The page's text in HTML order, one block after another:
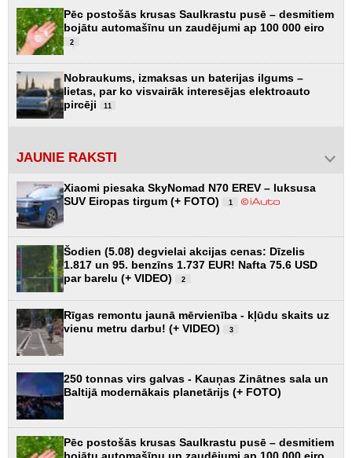
Pēc postošās krusas Saulkrastu pusē – desmitiem
bojātu automašīnu un zaudējumi ap 100 000 eiro
2
Nobraukums, izmaksas un baterijas ilgums –
lietas, par ko visvairāk interesējas elektroauto
pircēji
11
JAUNIE RAKSTI
Xiaomi piesaka SkyNomad N70 EREV – luksusa
SUV Eiropas tirgum (+ FOTO)
1
Šodien (5.08) degvielai akcijas cenas: Dīzelis
1.817 un 95. benzīns 1.737 EUR! Nafta 75.6 USD
par barelu (+ VIDEO)
2
Rīgas remontu jaunā mērvienība - kļūdu skaits uz
vienu metru darbu! (+ VIDEO)
3
250 tonnas virs galvas - Kauņas Zinātnes sala un
Baltijā modernākais planetārijs (+ FOTO)
Pēc postošās krusas Saulkrastu pusē – desmitiem
bojātu automašīnu un zaudējumi ap 100 000 eiro